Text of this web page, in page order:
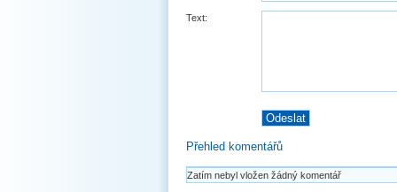
Text:
Přehled komentářů
Zatím nebyl vložen žádný komentář